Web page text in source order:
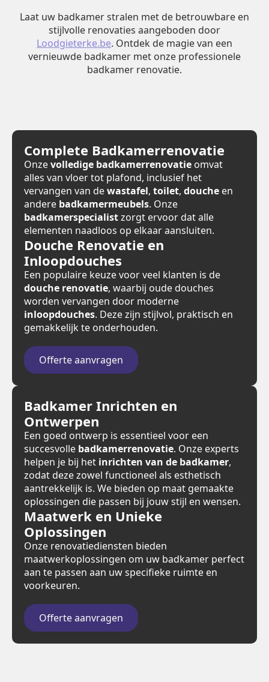
Laat uw badkamer stralen met de betrouwbare en
stijlvolle renovaties aangeboden door
Loodgieterke.be. Ontdek de magie van een
vernieuwde badkamer met onze professionele
badkamer renovatie.
Complete Badkamerrenovatie
Onzevolledige badkamerrenovatie omvat
alles van vloer tot plafond, inclusief het
vervangen van dewastafel, toilet, douche en
andere badkamermeubels. Onze
badkamerspecialistzorgt ervoor dat alle
elementen naadloos op elkaar aansluiten.
Douche Renovatie en
Inloopdouches
Een populaire keuze voor veel klanten is de
douche renovatie, waarbij oude douches
worden vervangen door moderne
inloopdouches. Deze zijn stijlvol, praktisch en
gemakkelijk te onderhouden.
Offerte aanvragen
Badkamer Inrichten en
Ontwerpen
Een goed ontwerp is essentieel voor een
succesvolle badkamerrenovatie. Onze experts
helpen je bij het inrichten van de badkamer,
zodat deze zowel functioneel als esthetisch
aantrekkelijk is. We bieden op maat gemaakte
oplossingen die passen bij jouw stijl en wensen.
Maatwerk en Unieke
Oplossingen
Onze renovatiediensten bieden
maatwerkoplossingen om uw badkamer perfect
aan te passen aan uw specifieke ruimte en
voorkeuren.
Offerte aanvragen